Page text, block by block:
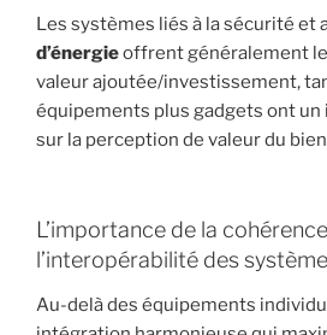
Les systèmes liés à la sécurité et
d’énergieoffrent généralement
valeur ajoutée/investissement,
équipements plus gadgets ont
sur la perception de valeur du
L’importance de la
l’interopérabilité des
Au-delà des équipements